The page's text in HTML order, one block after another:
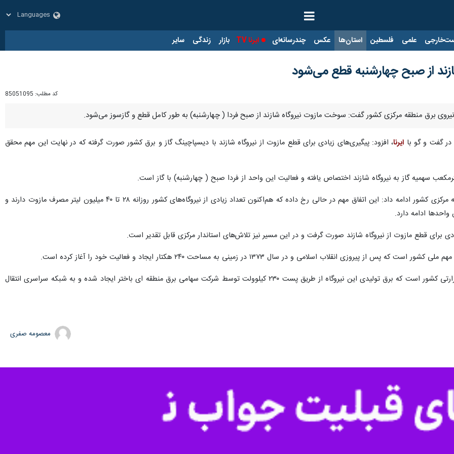
علمی فلسطین استان‌ها عکس چندرسانه‌ای ایرنا TV بازار زندگی سایر
از صبح چهارشنبه قطع می‌شود
کد مطلب: 85051095